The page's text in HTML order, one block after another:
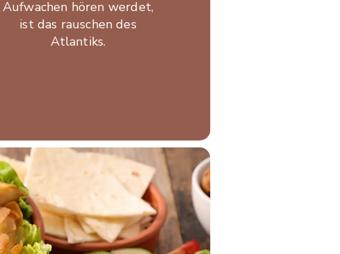
Aufwachen hören werdet,
ist das rauschen des
Atlantiks.